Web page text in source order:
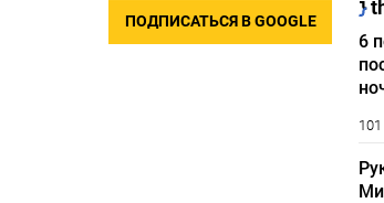
ПОДПИСАТЬСЯ В GOOGLE